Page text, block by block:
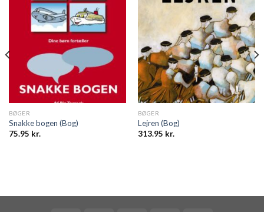
BØGER
Snakke bogen (Bog)
75.95 kr.
BØGER
Lejren (Bog)
313.95 kr.